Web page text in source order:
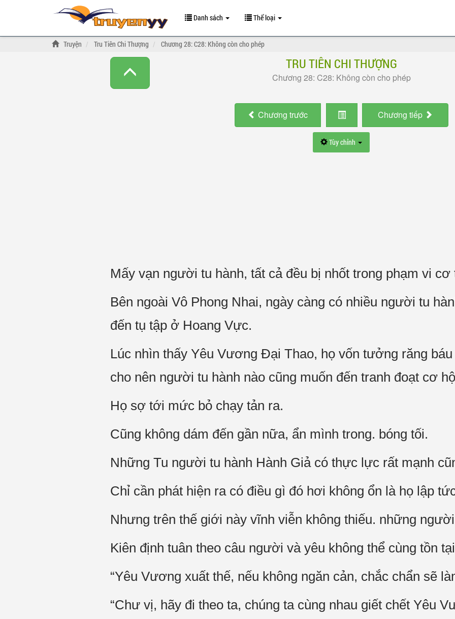
Danh sách Thể loại
Truyện Tru Tiên Chi Thượng Chương 28: C28: Không còn cho phép
TRU TIÊN CHI THƯỢNG
Chương 28: C28: Không còn cho phép
Chương trước Chương tiếp
Tùy chỉnh
Mấy vạn người tu hành, tất cả đều bị nhốt trong phạm vi
Bên ngoài Vô Phong Nhai, ngày càng có nhiều người tu
đến tụ tập ở Hoang Vực.
Lúc nhìn thấy Yêu Vương Đại Thao, họ vốn tưởng răng
cho nên người tu hành nào cũng muốn đến tranh đoạt cơ
Họ sợ tới mức bỏ chạy tản ra.
Cũng không dám đến gần nữa, ẩn mình trong. bóng tối.
Những Tu người tu hành Hành Giả có thực lực rất mạnh
Chỉ cần phát hiện ra có điều gì đó hơi không ổn là họ lập
Nhưng trên thế giới này vĩnh viễn không thiếu. những
Kiên định tuân theo câu người và yêu không thể cùng tồn
“Yêu Vương xuất thế, nếu không ngăn cản, chắc chẩn sẽ
“Chư vị, hãy đi theo ta, chúng ta cùng nhau giết chết Yêu